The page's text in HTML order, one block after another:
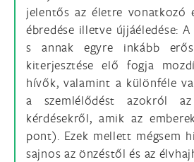
jelentős az életre vonatkozó
ébredése illetve újjáéledése:
s annak egyre inkább
kiterjesztése elő fogja
hívők, valamint a különféle
a szemlélődést azokról
kérdésekről, amik az
pont). Ezek mellett mégsem
sajnos az önzéstől és az